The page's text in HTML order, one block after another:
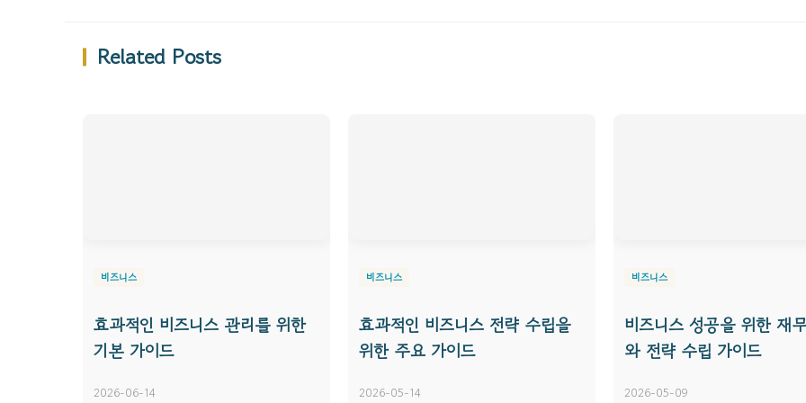
Related Posts
비즈니스
효과적인 비즈니스 관리를 위한
기본 가이드
2026-06-14
비즈니스
효과적인 비즈니스 전략 수립을
위한 주요 가이드
2026-05-14
비즈니스
비즈니스 성공을 위한 재
와 전략 수립 가이드
2026-05-09